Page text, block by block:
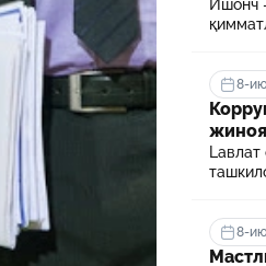
— инсон
қилувчи
муҳим мезони
26-июн
маълумот
ахборотга
24-июн
Ўқишда
ишлаб декретга
18-июн 2026,
Сунъий
Ишонч
8-
8-